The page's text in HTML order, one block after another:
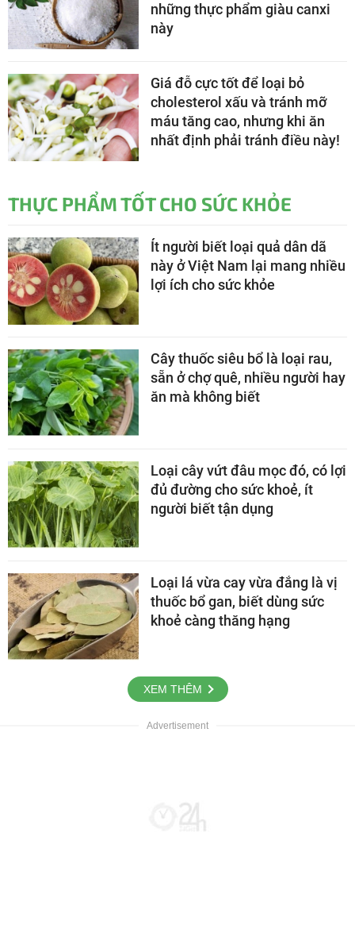
những thực phẩm giàu canxi
này
Giá đỗ cực tốt để loại bỏ
cholesterol xấu và tránh mỡ
máu tăng cao, nhưng khi ăn
nhất định phải tránh điều này!
THỰC PHẨM TỐT CHO SỨC KHỎE
Ít người biết loại quả dân dã
này ở Việt Nam lại mang nhiều
lợi ích cho sức khỏe
Cây thuốc siêu bổ là loại rau,
sẵn ở chợ quê, nhiều người hay
ăn mà không biết
Loại cây vứt đâu mọc đó, có lợi
đủ đường cho sức khoẻ, ít
người biết tận dụng
Loại lá vừa cay vừa đắng là vị
thuốc bổ gan, biết dùng sức
khoẻ càng thăng hạng
XEM THÊM